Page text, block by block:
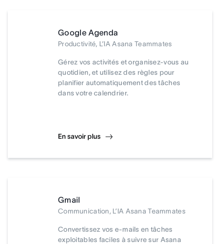
Google Agenda
Productivité, L’IA Asana Teammates
Gérez vos activités et organisez-vous au
quotidien, et utilisez des règles pour
planifier automatiquement des tâches
dans votre calendrier.
En savoir plus
Gmail
Communication, L’IA Asana Teammates
Convertissez vos e-mails en tâches
exploitables faciles à suivre sur Asana